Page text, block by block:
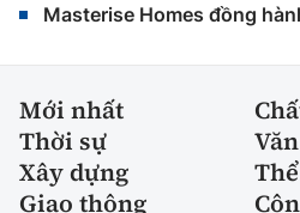
Masterise Homes đồng
Mới nhất
Thời sự
Xây dựng
Giao thông